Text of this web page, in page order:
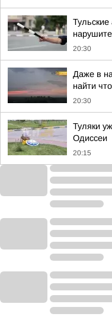
20:30
Даже в
найти
20:30
Туляки
Одиссеи
20:15